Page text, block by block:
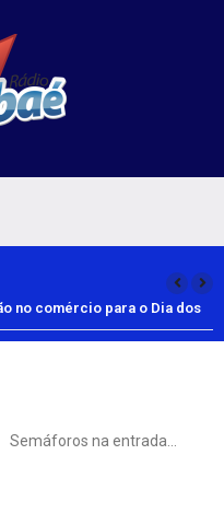
no comércio para o Dia dos
Semáforos na entrada…